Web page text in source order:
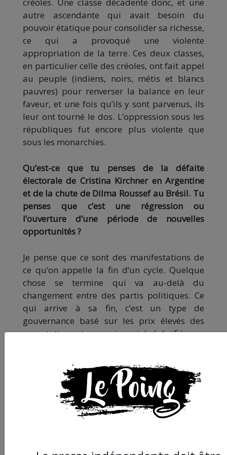
autre ascendante qui avait besoin du
pouvoir étatique pour consolider sa richesse,
ce qui a provoqué une violente
appropriation de la terre. Ces deux classes,
en particulier celle des créoles, ont fait appel
au peuple (indiens, noirs, métis et blancs
pauvres) pour renverser la balance en leur
faveur, et une fois qu’ils y sont parvenus, ils
leur ont tourné le dos. L’oppression sous les
républiques fut encore plus violente que
sous les monarchies.
Qu’est-ce que tu penses de la défaite
électorale de Cristina Kirchner en Argentine
et de la chute de Dilma Roussef au Brésil. Tu
penses que c’est une régression ou
l’ouverture d’une période de nouvelles
opportunités ?
Je pense que ce sont des manifestations de
ce qu’on appelle la fin d’un cycle. Quelque
chose se termine qui va au-delà du
changement entre des partis politiques. Ce
qui arrive à sa fin, c’est un type de
gouvernance basé sur les prix élevés des
exportations et une paix sociale lubrifiée par
grâce à ces hauts prix du pétrole, du gaz, des
minéraux et du soja.
La fin de ce cycle suppose le triomphe des
partis de droite sur un court terme, mais